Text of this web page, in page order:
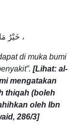
خَيْرُ مَاءٍ عَلَى وَجْهِ الأَرْضِ مَاءُ زَمْزَمَ ،
di muka bumi
[Lihat: al-
mengatakan
thiqah (boleh
oleh Ibn
286/3]